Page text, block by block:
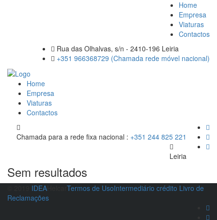
Home
Empresa
Viaturas
Contactos
Rua das Olhalvas, s/n - 2410-196 Leiria
+351 966368729 (Chamada rede móvel nacional)
Home
Empresa
Viaturas
Contactos
Chamada para a rede fixa nacional : +351 244 825 221
Leiria
Sem resultados
IDEA Termos de UsoIntermediário crédito Livro de
Reclamações